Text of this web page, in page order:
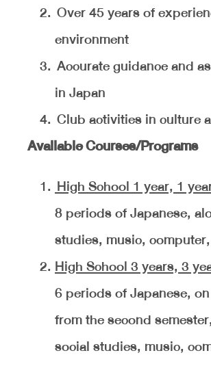
Over 45 years of
environment
Accurate guidance and
in Japan
Club activities in culture
Available Courses/Programs
High School 1 year, 1
8 periods of Japanese,
studies, music,
High School 3 years, 3
6 periods of Japanese,
from the second
social studies, music,